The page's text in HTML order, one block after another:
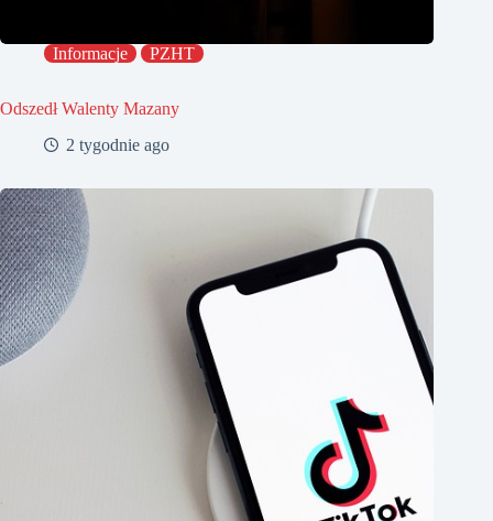
Informacje PZHT
Odszedł Walenty Mazany
2 tygodnie ago